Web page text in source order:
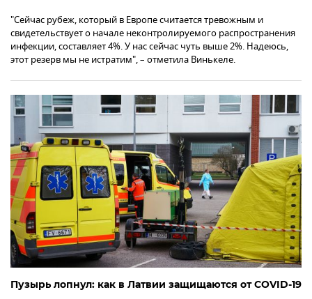
"Сейчас рубеж, который в Европе считается тревожным и
свидетельствует о начале неконтролируемого распространения
инфекции, составляет 4%. У нас сейчас чуть выше 2%. Надеюсь,
этот резерв мы не истратим", – отметила Винькеле.
Пузырь лопнул: как в Латвии защищаются от COVID-19